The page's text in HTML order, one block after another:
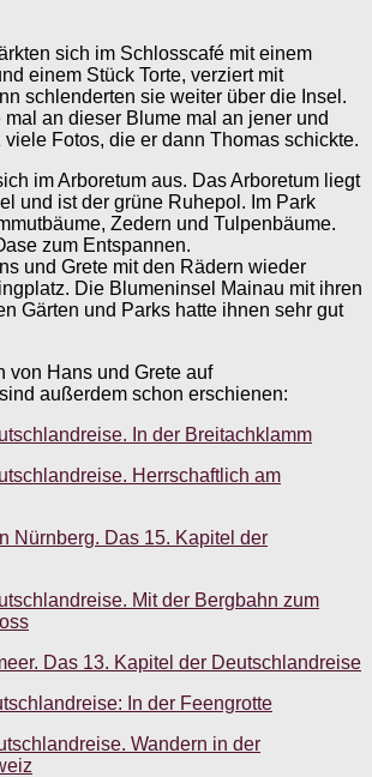
sich im Schlosscafé mit einem
einem Stück Torte, verziert mit
schlenderten sie weiter über die Insel.
an dieser Blume mal an jener und
viele Fotos, die er dann Thomas schickte.
im Arboretum aus. Das Arboretum liegt
und ist der grüne Ruhepol. Im Park
Zedern und Tulpenbäume.
zum Entspannen.
und Grete mit den Rädern wieder
Die Blumeninsel Mainau mit ihren
Gärten und Parks hatte ihnen sehr gut
von Hans und Grete auf
außerdem schon erschienen:
In der Breitachklamm
Herrschaftlich am
Nürnberg. Das 15. Kapitel der
Mit der Bergbahn zum
Das 13. Kapitel der Deutschlandreise
In der Feengrotte
Wandern in der